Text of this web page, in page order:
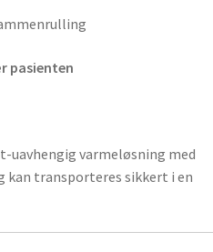
pasienten
varmeløsning med
kan transporteres sikkert i en